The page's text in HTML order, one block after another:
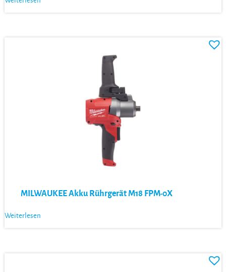
MILWAUKEE Akku Rührgerät M18 FPM-0X
Weiterlesen